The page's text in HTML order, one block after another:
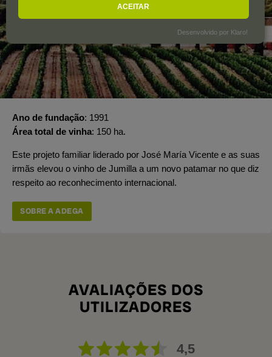
Ano de fundação 1991
Área total de vinha 150 ha.
Este projeto familiar liderado por José María Vicente e as suas
irmãs elevou o vinho de Jumilla a um novo patamar no que diz
respeito ao reconhecimento internacional.
SOBRE A ADEGA
AVALIAÇÕES DOS
UTILIZADORES
4,5
ACEITAR
Desenvolvido por Klaro!